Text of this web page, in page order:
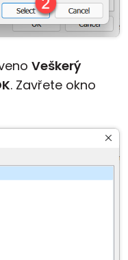
Veškerý
. Zavřete okno